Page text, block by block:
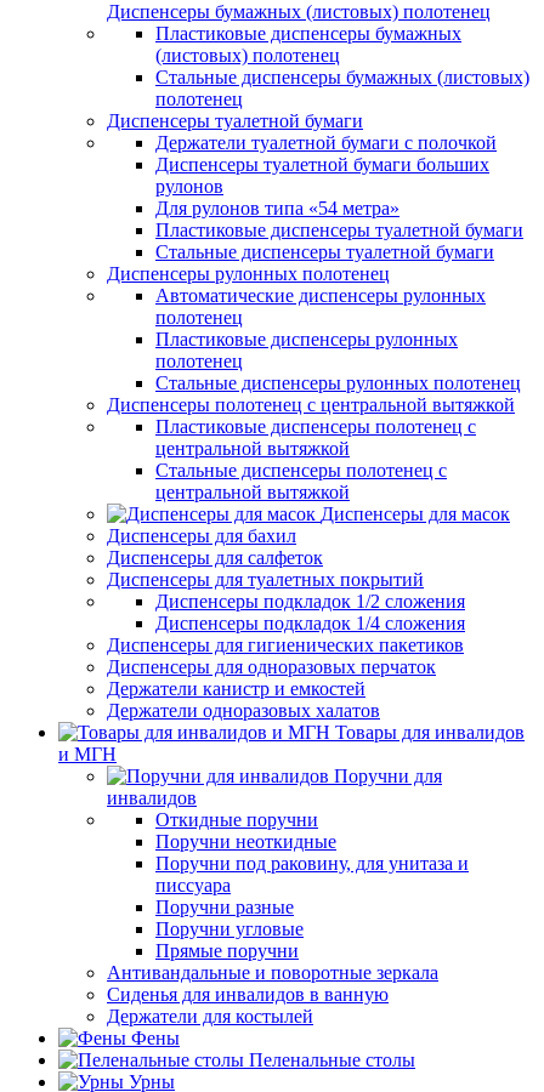
Диспенсеры бумажных (листовых) полотенец
Пластиковые диспенсеры бумажных
(листовых) полотенец
Стальные диспенсеры бумажных (листовых)
полотенец
Диспенсеры туалетной бумаги
Держатели туалетной бумаги с полочкой
Диспенсеры туалетной бумаги больших
рулонов
Для рулонов типа «54 метра»
Пластиковые диспенсеры туалетной бумаги
Стальные диспенсеры туалетной бумаги
Диспенсеры рулонных полотенец
Автоматические диспенсеры рулонных
полотенец
Пластиковые диспенсеры рулонных
полотенец
Стальные диспенсеры рулонных полотенец
Диспенсеры полотенец с центральной вытяжкой
Пластиковые диспенсеры полотенец с
центральной вытяжкой
Стальные диспенсеры полотенец с
центральной вытяжкой
Диспенсеры для масок
Диспенсеры для бахил
Диспенсеры для салфеток
Диспенсеры для туалетных покрытий
Диспенсеры подкладок 1/2 сложения
Диспенсеры подкладок 1/4 сложения
Диспенсеры для гигиенических пакетиков
Диспенсеры для одноразовых перчаток
Держатели канистр и емкостей
Держатели одноразовых халатов
Товары для инвалидов
и МГН
Поручни для
инвалидов
Откидные поручни
Поручни неоткидные
Поручни под раковину, для унитаза и
писсуара
Поручни разные
Поручни угловые
Прямые поручни
Антивандальные и поворотные зеркала
Сиденья для инвалидов в ванную
Держатели для костылей
Фены
Пеленальные столы
Урны